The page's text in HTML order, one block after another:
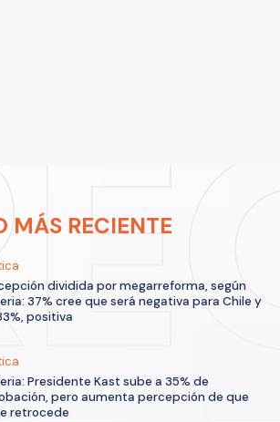
MÁS RECIENTE
dividida por megarreforma, según
37% cree que será negativa para Chile y
positiva
Presidente Kast sube a 35% de
pero aumenta percepción de que
retrocede